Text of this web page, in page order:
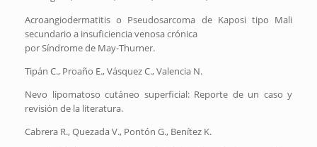
Acroangiodermatitis o Pseudosarcoma de Kaposi tipo Mali
secundario a insuficiencia venosa crónica
por Síndrome de May-Thurner.
Tipán C., Proaño E., Vásquez C., Valencia N.
Nevo lipomatoso cutáneo superficial: Reporte de un caso y
revisión de la literatura.
Cabrera R., Quezada V., Pontón G., Benítez K.